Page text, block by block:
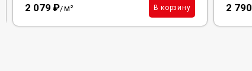
2 079 ₽/м² В корзину 2 790